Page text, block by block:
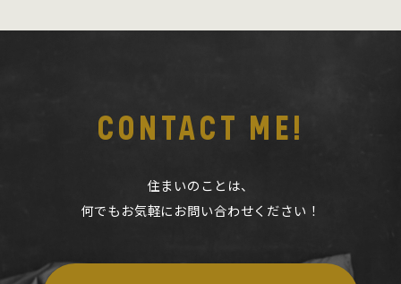
CONTACT ME!
住まいのことは、
何でもお気軽にお問い合わせください！